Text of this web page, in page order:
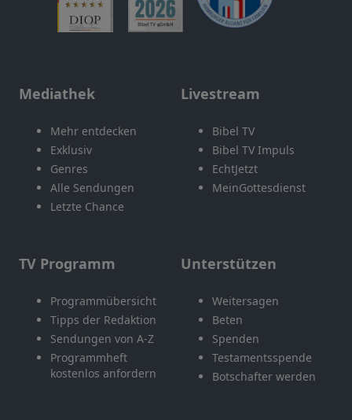
Mediathek
Mehr entdecken
Exklusiv
Genres
Alle Sendungen
Letzte Chance
Livestream
Bibel TV
Bibel TV Impuls
EchtJetzt
MeinGottesdienst
TV Programm
Programmübersicht
Tipps der Redaktion
Sendungen von A-Z
Programmheft
kostenlos anfordern
Unterstützen
Weitersagen
Beten
Spenden
Testamentsspende
Botschafter werden